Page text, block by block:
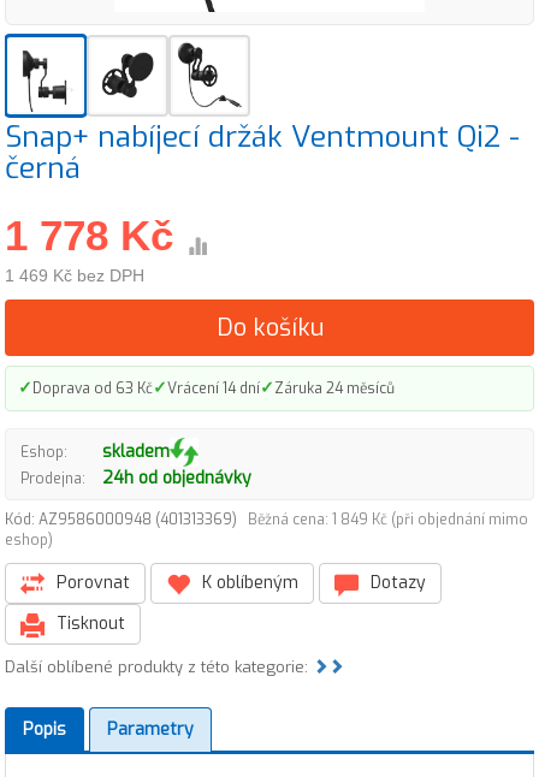
Snap+ nabíjecí držák Ventmount Qi2 -
černá
1 778 Kč
1 469 Kč bez DPH
Do košíku
✓Doprava od 63 Kč✓Vrácení 14 dní✓Záruka 24 měsíců
Eshop: skladem
Prodejna: 24h od objednávky
Kód: AZ9586000948 (401313369)
Běžná cena: 1 849 Kč (při objednání mimo
eshop)
Porovnat K oblíbeným
Dotazy
Tisknout
Další oblíbené produkty z této kategorie:
Popis Parametry